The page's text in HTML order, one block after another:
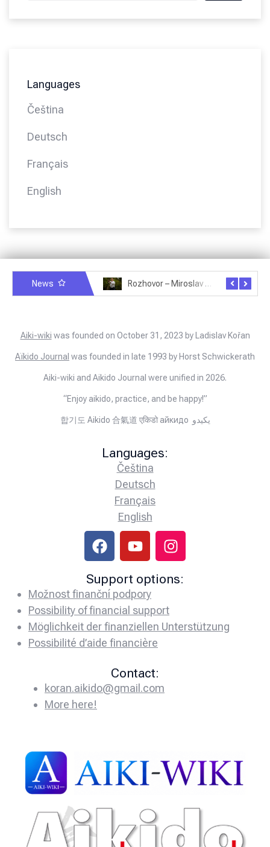
Languages
Čeština
Deutsch
Français
English
News Rozhovor – Miroslav Šmíd – 22.3.2025
Aiki-wiki was founded on October 31, 2023 by Ladislav Kořan
Aïkido Journal was founded in late 1993 by Horst Schwickerath
Aiki-wiki and Aikido Journal were unified in 2026.
“Enjoy aikido, practice, and be happy!”
합기도 Aikido 合氣道 एकिडो айкидо يكيدو
Languages:
Čeština
Deutsch
Français
English
Support options:
Možnost finanční podpory
Possibility of financial support
Möglichkeit der finanziellen Unterstützung
Possibilité d’aide financière
Contact:
koran.aikido@gmail.com
More here!